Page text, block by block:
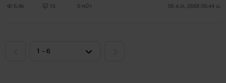
6.4k 15 0 หน้า 05 ธ.ค. 2558 05:44 น.